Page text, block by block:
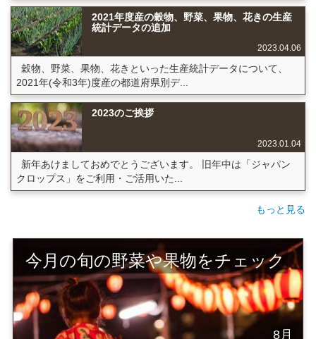
2021年度産の穀物、野菜、果物、花きの生産
統計データの追加
2023.04.06
穀物、野菜、果物、花きといった生産統計データについて、
2021年(令和3年)度産の都道府県別デ...
2023のご挨拶
2023.01.04
新年あけましておめでとうございます。 旧年中は「ジャパン
クロップス」をご利用・ご活用いた...
もっと見る
今月の旬の野菜や果物をチェック
8月